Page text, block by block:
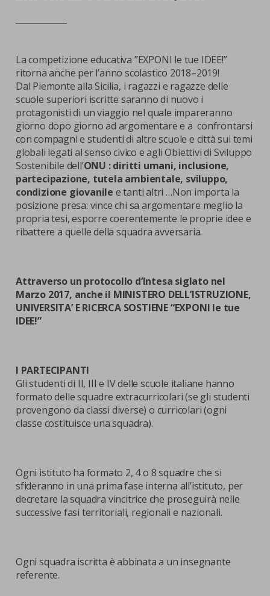
PARTECIPA
Contatti
Ufficio Stampa
Centro studi
Aziende e Fondazioni
Trasparenza
Lavora con noi
CERCACARRELLO
nostra cookies policy.
Cookie di Analisi
Cookie di marketing
Cookie di terze parti
La competizione educativa ”EXPONI le tue IDEE!”
ritorna anche per l’anno scolastico 2018–2019!
Dal Piemonte alla Sicilia, i ragazzi e ragazze delle
scuole superiori iscritte saranno di nuovo i
protagonisti di un viaggio nel quale impareranno
giorno dopo giorno ad argomentare e a confrontarsi
con compagni e studenti di altre scuole e città sui temi
globali legati al senso civico e agli Obiettivi di Sviluppo
Sostenibile dell’ONU : diritti umani, inclusione,
partecipazione, tutela ambientale, sviluppo,
condizione giovanile e tanti altri …Non importa la
posizione presa: vince chi sa argomentare meglio la
propria tesi, esporre coerentemente le proprie idee e
ribattere a quelle della squadra avversaria.
Attraverso un protocollo d’Intesa siglato nel
Marzo 2017, anche il MINISTERO DELL’ISTRUZIONE,
UNIVERSITA’ E RICERCA SOSTIENE “EXPONI le tue
IDEE!”
I PARTECIPANTI
Gli studenti di II, III e IV delle scuole italiane hanno
formato delle squadre extracurricolari (se gli studenti
provengono da classi diverse) o curricolari (ogni
classe costituisce una squadra).
Ogni istituto ha formato 2, 4 o 8 squadre che si
sfideranno in una prima fase interna all’istituto, per
decretare la squadra vincitrice che proseguirà nelle
successive fasi territoriali, regionali e nazionali.
Ogni squadra iscritta è abbinata a un insegnante
referente.